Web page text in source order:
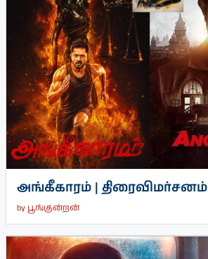
அங்கீகாரம் | திரைவிமர்சனம்
by பூங்குன்றன்